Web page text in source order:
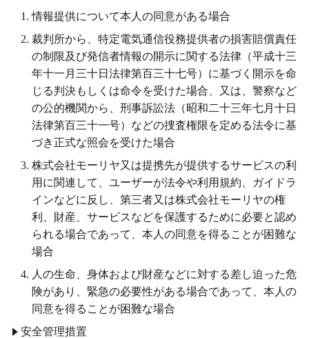
情報提供について本人の同意がある場合
裁判所から、特定電気通信役務提供者の損害賠償責任
の制限及び発信者情報の開示に関する法律（平成十三
年十一月三十日法律第百三十七号）に基づく開示を命
じる判決もしくは命令を受けた場合、又は、警察など
の公的機関から、刑事訴訟法（昭和二十三年七月十日
法律第百三十一号）などの捜査権限を定める法令に基
づき正式な照会を受けた場合
株式会社モーリヤ又は提携先が提供するサービスの利
用に関連して、ユーザーが法令や利用規約、ガイドラ
インなどに反し、第三者又は株式会社モーリヤの権
利、財産、サービスなどを保護するために必要と認め
られる場合であって、本人の同意を得ることが困難な
場合
人の生命、身体および財産などに対する差し迫った危
険があり、緊急の必要性がある場合であって、本人の
同意を得ることが困難な場合
安全管理措置